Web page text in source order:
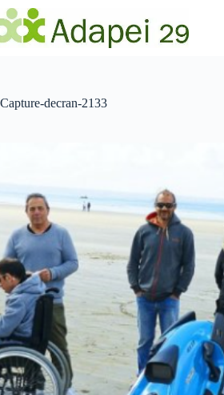
Passer
au
contenu
Capture-decran-2133